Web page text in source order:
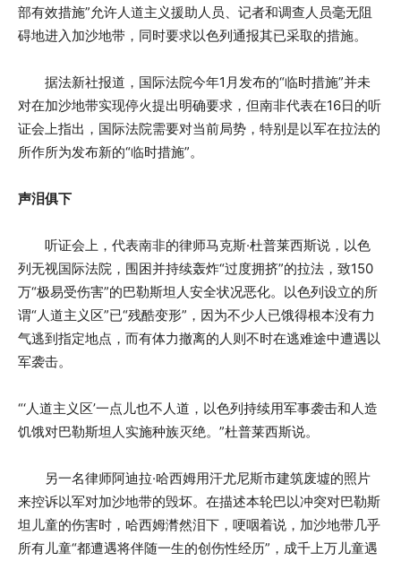
部有效措施”允许人道主义援助人员、记者和调查人员毫无阻
碍地进入加沙地带，同时要求以色列通报其已采取的措施。
据法新社报道，国际法院今年1月发布的“临时措施”并未
对在加沙地带实现停火提出明确要求，但南非代表在16日的听
证会上指出，国际法院需要对当前局势，特别是以军在拉法的
所作所为发布新的“临时措施”。
声泪俱下
听证会上，代表南非的律师马克斯·杜普莱西斯说，以色
列无视国际法院，围困并持续轰炸“过度拥挤”的拉法，致150
万“极易受伤害”的巴勒斯坦人安全状况恶化。以色列设立的所
谓“人道主义区”已“残酷变形”，因为不少人已饿得根本没有力
气逃到指定地点，而有体力撤离的人则不时在逃难途中遭遇以
军袭击。
“‘人道主义区’一点儿也不人道，以色列持续用军事袭击和人造
饥饿对巴勒斯坦人实施种族灭绝。”杜普莱西斯说。
另一名律师阿迪拉·哈西姆用汗尤尼斯市建筑废墟的照片
来控诉以军对加沙地带的毁坏。在描述本轮巴以冲突对巴勒斯
坦儿童的伤害时，哈西姆潸然泪下，哽咽着说，加沙地带几乎
所有儿童“都遭遇将伴随一生的创伤性经历”，成千上万儿童遇